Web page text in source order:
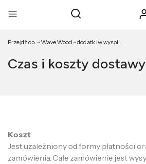
Menu Otwórz wyszukiwarkę
Szukaj
Przejdź do: ~ Wave Wood ~ dodatki w wyspiarskim klimacie
Czas i koszty dostawy
Koszt
Jest uzależniony od formy płatności
zamówienia. Całe zamówienie jest